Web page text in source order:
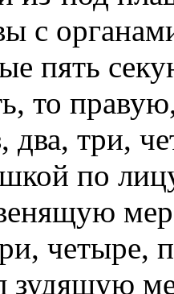
с
пять
то
два, три,
по
четыре,
зудящую